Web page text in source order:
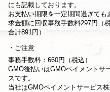
にも記載しております。
お支払い期限を一定期間過ぎて
求金額に回収事務手数料297円（
合計891円）
ご注意
事務手数料：660円（税込）
GMO後払いはGMOペイメントサ
スです。
当社はGMOペイメントサービス